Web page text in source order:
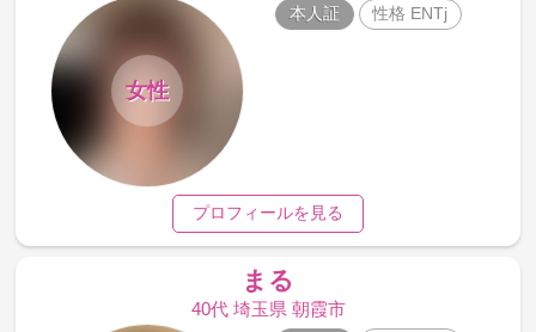
女性
本人証 性格 ENTj
プロフィールを見る
まる
40代 埼玉県 朝霞市